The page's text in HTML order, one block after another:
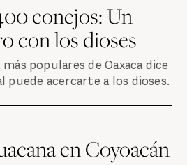
conejos: Un
con los dioses
populares de Oaxaca dice
puede acercarte a los dioses.
en Coyoacán